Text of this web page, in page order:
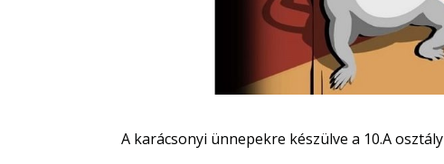
A karácsonyi ünnepekre készülve a 10.A osztály